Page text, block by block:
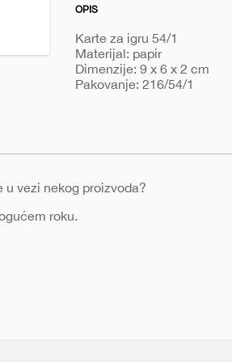
OPIS
Karte za igru 54/1
Materijal: papir
Dimenzije: 9 x 6 x 2 cm
Pakovanje: 216/54/1
vezi nekog proizvoda?
roku.